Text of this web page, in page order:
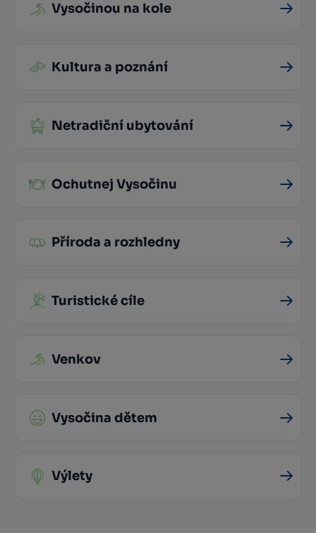
Vysočinou na kole
Kultura a poznání
Netradiční ubytování
Ochutnej Vysočinu
Příroda a rozhledny
Turistické cíle
Venkov
Vysočina dětem
Výlety